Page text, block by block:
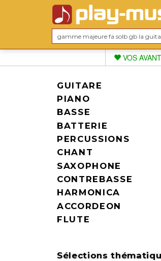
VOS
GUITARE
PIANO
BASSE
BATTERIE
PERCUSSIONS
CHANT
SAXOPHONE
CONTREBASSE
HARMONICA
ACCORDEON
FLUTE
Sélections